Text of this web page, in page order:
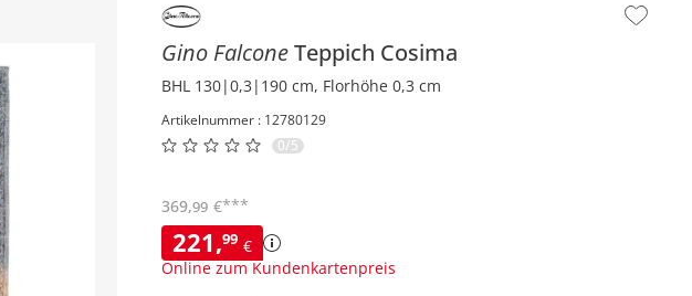
Inhalt der Seitenleiste überspringen - Zum Seitenende
Gino FalconeTeppich Cosima
BHL 130|0,3|190 cm, Florhöhe 0,3 cm
Artikelnummer : 12780129
0/5
221,99 €
Online zum Kundenkartenpreis
369,99 €***